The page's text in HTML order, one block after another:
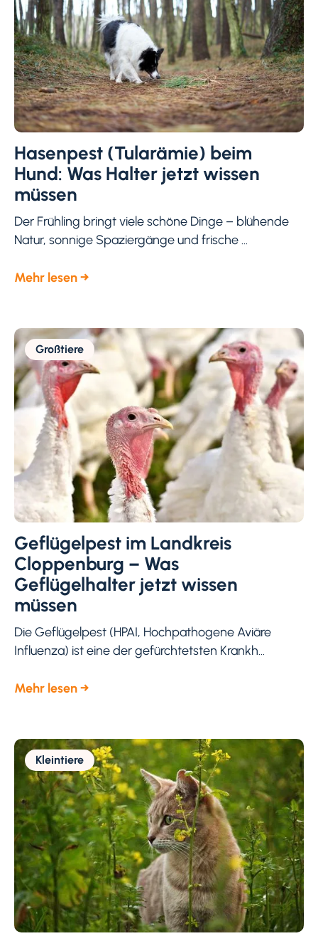
Hasenpest (Tularämie) beim
Hund: Was Halter jetzt wissen
müssen
Der Frühling bringt viele schöne Dinge – blühende
Natur, sonnige Spaziergänge und frische ...
Mehr lesen →
Großtiere
Geflügelpest im Landkreis
Cloppenburg – Was
Geflügelhalter jetzt wissen
müssen
Die Geflügelpest (HPAI, Hochpathogene Aviäre
Influenza) ist eine der gefürchtetsten Krankh...
Mehr lesen →
Kleintiere